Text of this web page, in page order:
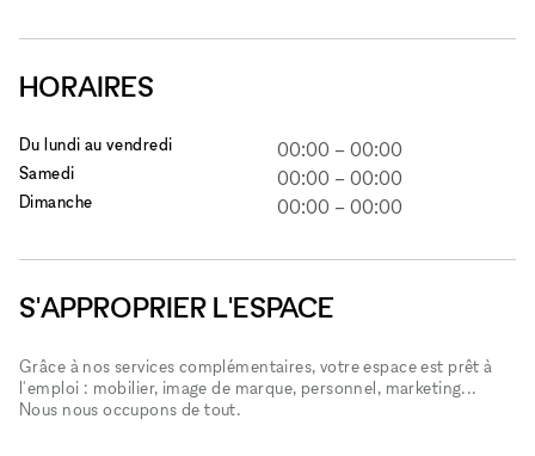
HORAIRES
Du lundi au vendredi 00:00 – 00:00
Samedi 00:00 – 00:00
Dimanche 00:00 – 00:00
S'APPROPRIER L'ESPACE
Grâce à nos services complémentaires, votre espace est prêt à
l'emploi : mobilier, image de marque, personnel, marketing...
Nous nous occupons de tout.